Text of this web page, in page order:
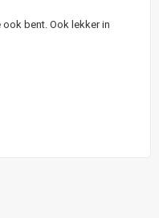
ook bent. Ook lekker in